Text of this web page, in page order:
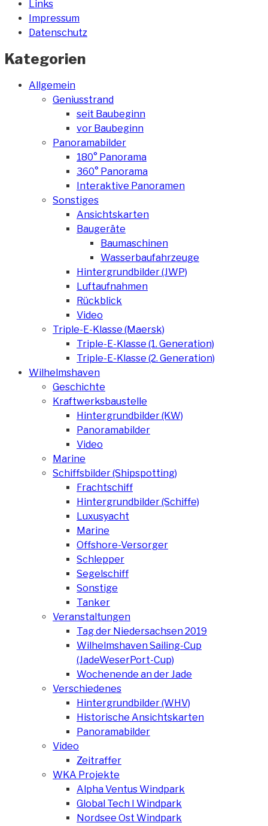
Links
Impressum
Datenschutz
Kategorien
Allgemein
Geniusstrand
seit Baubeginn
vor Baubeginn
Panoramabilder
180° Panorama
360° Panorama
Interaktive Panoramen
Sonstiges
Ansichtskarten
Baugeräte
Baumaschinen
Wasserbaufahrzeuge
Hintergrundbilder (JWP)
Luftaufnahmen
Rückblick
Video
Triple-E-Klasse (Maersk)
Triple-E-Klasse (1. Generation)
Triple-E-Klasse (2. Generation)
Wilhelmshaven
Geschichte
Kraftwerksbaustelle
Hintergrundbilder (KW)
Panoramabilder
Video
Marine
Schiffsbilder (Shipspotting)
Frachtschiff
Hintergrundbilder (Schiffe)
Luxusyacht
Marine
Offshore-Versorger
Schlepper
Segelschiff
Sonstige
Tanker
Veranstaltungen
Tag der Niedersachsen 2019
Wilhelmshaven Sailing-Cup
(JadeWeserPort-Cup)
Wochenende an der Jade
Verschiedenes
Hintergrundbilder (WHV)
Historische Ansichtskarten
Panoramabilder
Video
Zeitraffer
WKA Projekte
Alpha Ventus Windpark
Global Tech I Windpark
Nordsee Ost Windpark